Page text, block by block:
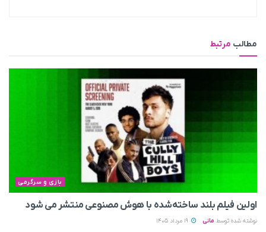
مطالب مرتبط
بازی و سرگرمی
اولین فیلم بلند ساخته‌شده با هوش مصنوعی منتشر می‌ شود
نوشته شده توسط مانی